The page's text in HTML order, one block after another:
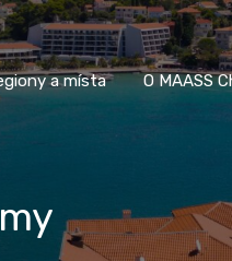
Regiony a místa O
a místa O MAASS